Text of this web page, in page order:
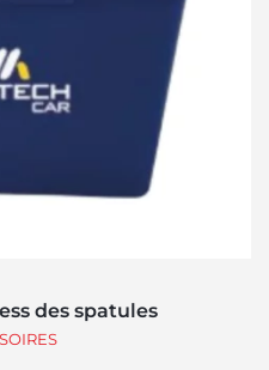
des spatules